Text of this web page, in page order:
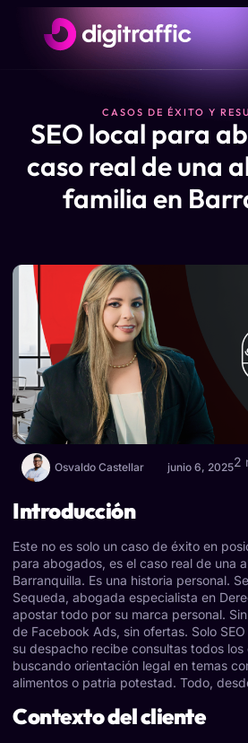
CASOS DE ÉXITO Y
SEO local para
caso real de una
familia en
Osvaldo Castellar junio 6, 20252
Introducción
Este no es solo un caso de éxito en
para abogados, es el caso real de una
Barranquilla. Es una historia personal.
Sequeda, abogada especialista en
apostar todo por su marca personal.
de Facebook Ads, sin ofertas. Solo
su despacho recibe consultas todos
buscando orientación legal en temas
alimentos o patria potestad. Todo,
Contexto del cliente